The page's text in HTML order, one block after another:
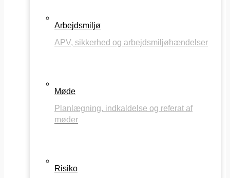
Arbejdsmiljø
APV, sikkerhed og arbejdsmiljøhændelser
Møde
Planlægning, indkaldelse og referat af
møder
Risiko